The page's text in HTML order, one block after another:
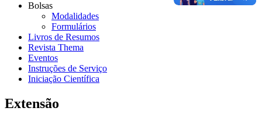
Bolsas
Modalidades
Formulários
Livros de Resumos
Revista Thema
Eventos
Instruções de Serviço
Iniciação Científica
Extensão